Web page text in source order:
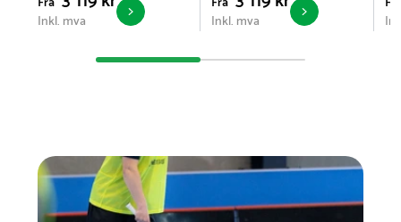
Inkl. mva Inkl. mva